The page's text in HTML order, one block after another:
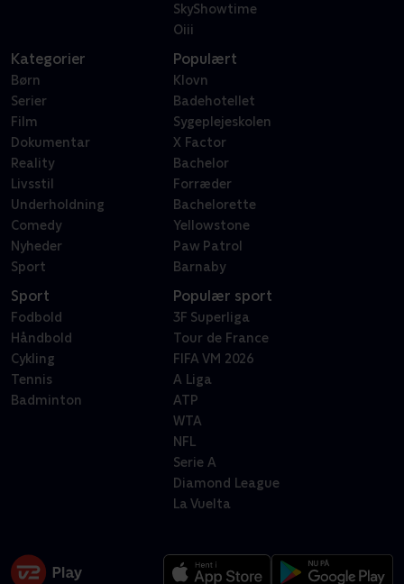
SkyShowtime
Oiii
Kategorier
Børn
Serier
Film
Dokumentar
Reality
Livsstil
Underholdning
Comedy
Nyheder
Sport
Populært
Klovn
Badehotellet
Sygeplejeskolen
X Factor
Bachelor
Forræder
Bachelorette
Yellowstone
Paw Patrol
Barnaby
Sport
Fodbold
Håndbold
Cykling
Tennis
Badminton
Populær sport
3F Superliga
Tour de France
FIFA VM 2026
A Liga
ATP
WTA
NFL
Serie A
Diamond League
La Vuelta